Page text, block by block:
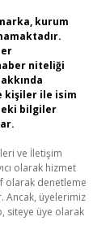
kurum
niteliği
kişiler ile isim
bilgiler
ve İletişim
olarak hizmet
olarak denetleme
Ancak, üyelerimiz
siteye üye olarak